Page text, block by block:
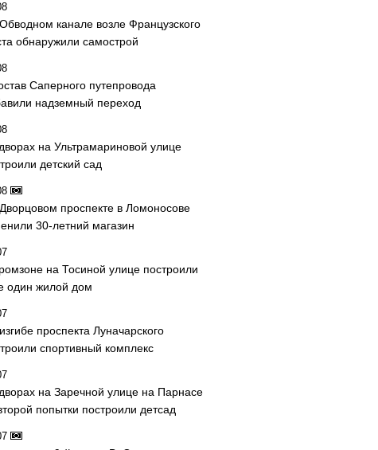
канале возле Французского
обнаружили самострой
Саперного путепровода
надземный переход
на Ультрамариновой улице
детский сад
проспекте в Ломоносове
30-летний магазин
на Тосиной улице построили
один жилой дом
проспекта Луначарского
спортивный комплекс
на Заречной улице на Парнасе
попытки построили детсад